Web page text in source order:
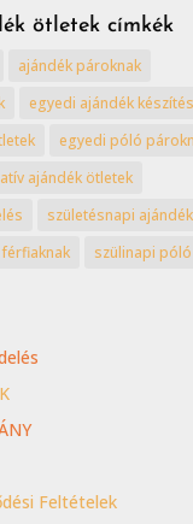
ötletek címkék
ajándék pároknak
egyedi ajándék készítés
egyedi póló
ajándék ötletek
születésnapi
szülinapi póló
Feltételek